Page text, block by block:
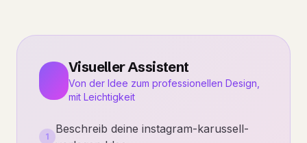
Visueller Assistent
Von der Idee zum professionellen Design,
mit Leichtigkeit
1
Beschreib deine instagram-karussell-